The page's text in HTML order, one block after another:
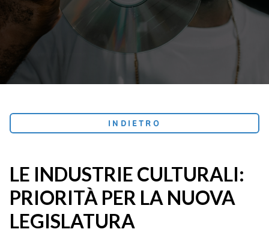
INDIETRO
LE INDUSTRIE CULTURALI:
PRIORITÀ PER LA NUOVA
LEGISLATURA